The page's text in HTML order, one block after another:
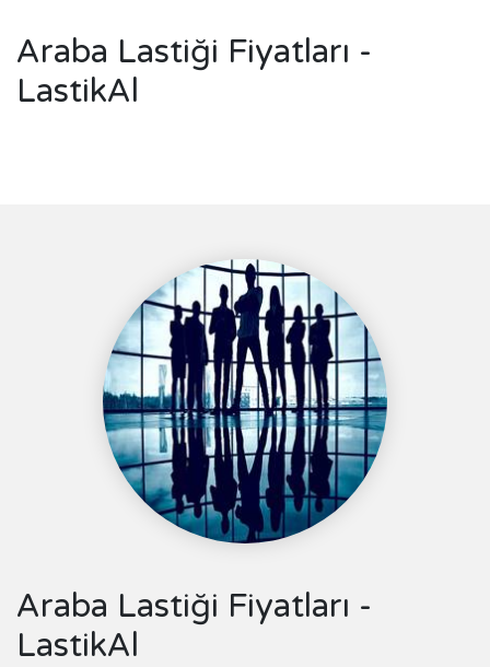
Araba Lastiği Fiyatları -
LastikAl
Araba Lastiği Fiyatları -
LastikAl